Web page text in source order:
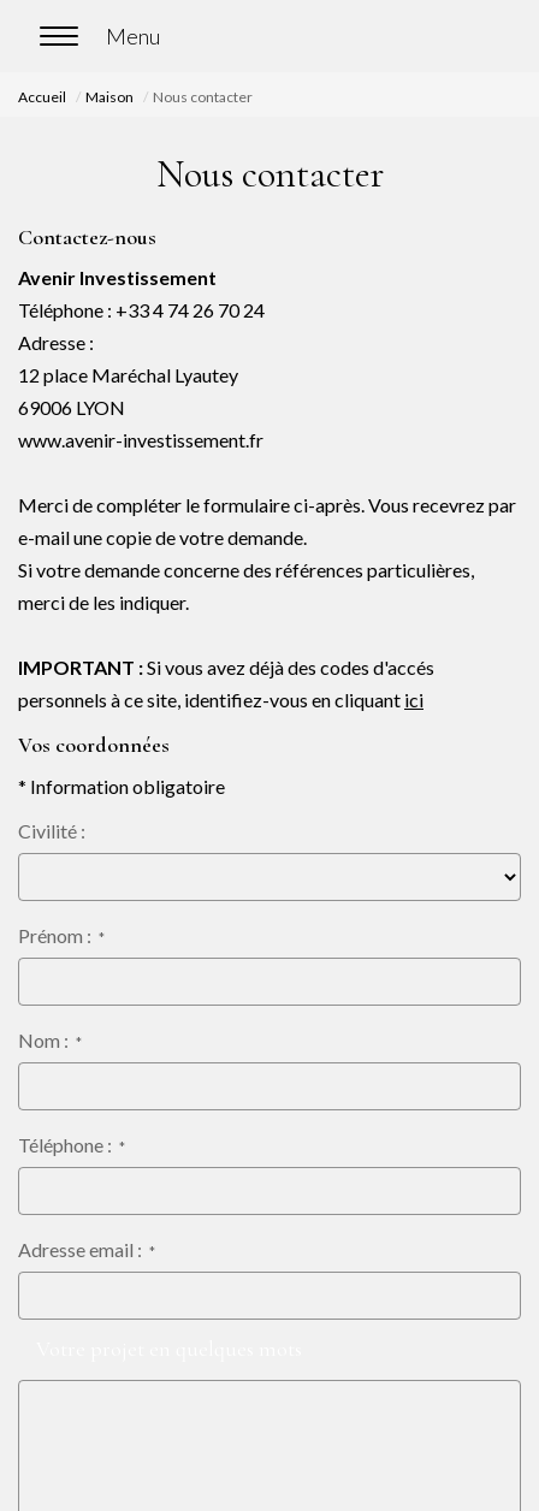
ACHETER
Chasse immobilière
LOUER
Nos biens en location
NOTRE AGENCE
Notre actu
Notre magazine
Nos biens vendus
Accueil Maison Nous contacter
Nous contacter
Contactez-nous
Avenir Investissement
Téléphone : +33 4 74 26 70 24
Adresse :
12 place Maréchal Lyautey
69006 LYON
www.avenir-investissement.fr
Merci de compléter le formulaire ci-après. Vous recevrez par
e-mail une copie de votre demande.
Si votre demande concerne des références particulières,
merci de les indiquer.
IMPORTANT :Si vous avez déjà des codes d'accés
personnels à ce site, identifiez-vous en cliquant ici
Vos coordonnées
* Information obligatoire
Civilité :
Prénom : *
Nom : *
Téléphone : *
Adresse email : *